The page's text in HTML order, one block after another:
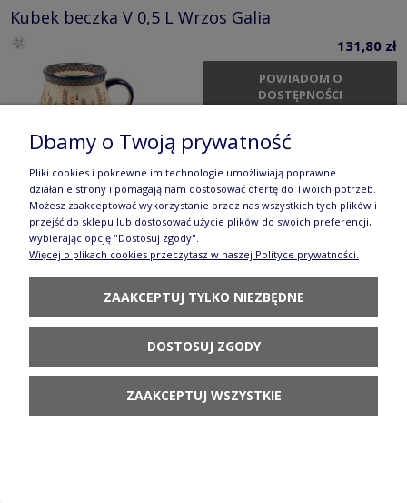
Kubek beczka V 0,5 L Wrzos Galia
131,80 zł
POWIADOM O
DOSTĘPNOŚCI
Kubek Wenus V 0,2 L Kawa Galia
66,80 zł
POWIADOM O
DOSTĘPNOŚCI
Dbamy o Twoją prywatność
Pliki cookies i pokrewne im technologie umożliwiają poprawne
działanie strony i pomagają nam dostosować ofertę do Twoich potrzeb.
Możesz zaakceptować wykorzystanie przez nas wszystkich tych plików i
przejść do sklepu lub dostosować użycie plików do swoich preferencji,
wybierając opcję "Dostosuj zgody".
Więcej o plikach cookies przeczytasz w naszej Polityce prywatności.
ZAAKCEPTUJ TYLKO NIEZBĘDNE
DOSTOSUJ ZGODY
ZAAKCEPTUJ WSZYSTKIE